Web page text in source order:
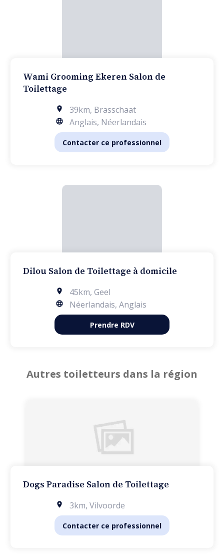
Wami Grooming Ekeren Salon de
Toilettage
39km, Brasschaat
Anglais, Néerlandais
Contacter ce professionnel
Dilou Salon de Toilettage à domicile
45km, Geel
Néerlandais, Anglais
Prendre RDV
Autres toiletteurs dans la région
Dogs Paradise Salon de Toilettage
3km, Vilvoorde
Contacter ce professionnel